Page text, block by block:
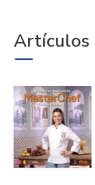
Artículos